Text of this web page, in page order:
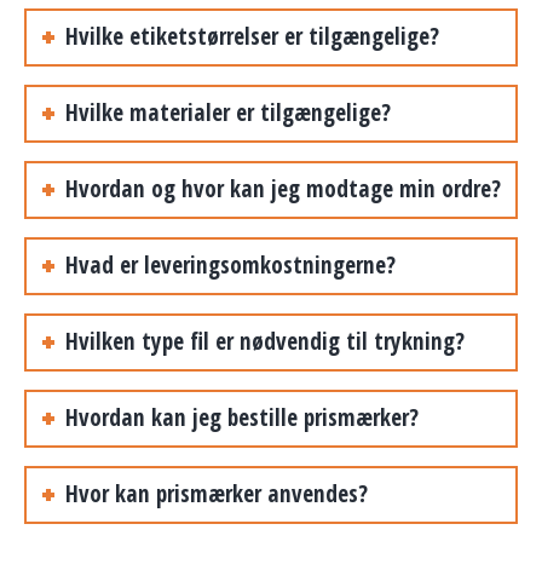
Hvilke etiketstørrelser er tilgængelige?
Hvilke materialer er tilgængelige?
Hvordan og hvor kan jeg modtage min ordre?
Hvad er leveringsomkostningerne?
Hvilken type fil er nødvendig til trykning?
Hvordan kan jeg bestille prismærker?
Hvor kan prismærker anvendes?